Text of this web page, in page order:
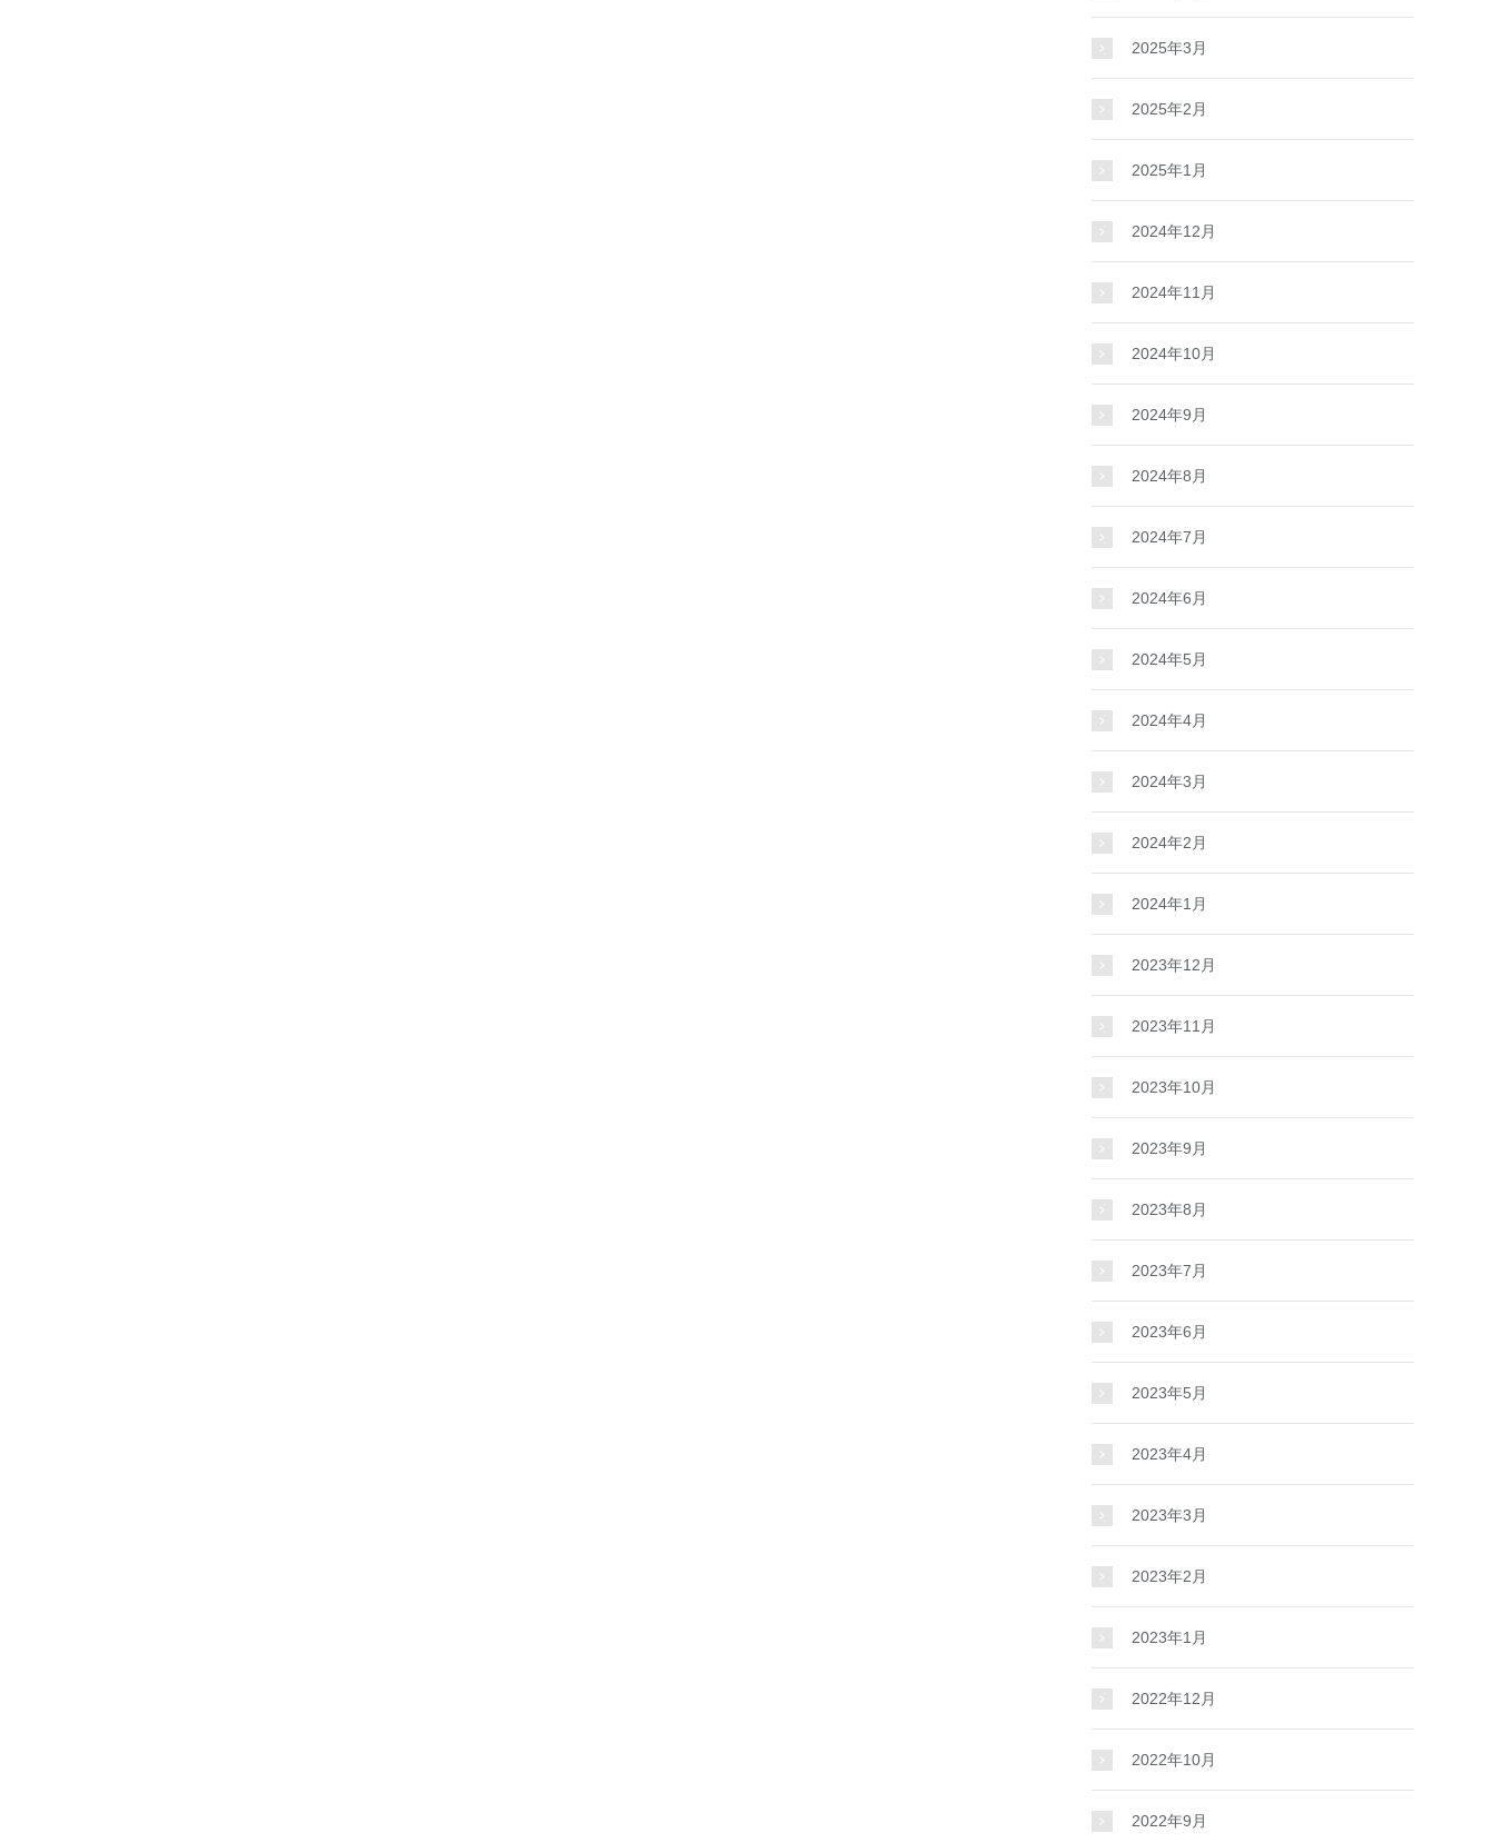
2025年3月
2025年2月
2025年1月
2024年12月
2024年11月
2024年10月
2024年9月
2024年8月
2024年7月
2024年6月
2024年5月
2024年4月
2024年3月
2024年2月
2024年1月
2023年12月
2023年11月
2023年10月
2023年9月
2023年8月
2023年7月
2023年6月
2023年5月
2023年4月
2023年3月
2023年2月
2023年1月
2022年12月
2022年10月
2022年9月